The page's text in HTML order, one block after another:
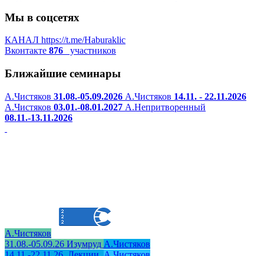
Мы в соцсетях
КАНАЛ https://t.me/Haburaklic
Вконтакте 876 участников
Ближайшие семинары
А.Чистяков 31.08.-05.09.2026 А.Чистяков 14.11. - 22.11.2026
А.Чистяков 03.01.-08.01.2027 А.Непритворенный
08.11.-13.11.2026
А.Чистяков
31.08.-05.09.26 Изумруд А.Чистяков